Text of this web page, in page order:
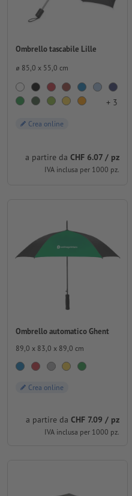
Ombrello tascabile Lille
⌀ 85,0 x 55,0 cm
+ 3
Crea online
a partire da CHF 6.07 / pz
IVA inclusa per 1000 pz.
Ombrello automatico Ghent
89,0 x 83,0 x 89,0 cm
Crea online
a partire da CHF 7.09 / pz
IVA inclusa per 1000 pz.